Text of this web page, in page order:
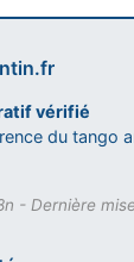
vérifié
du tango
- Dernière